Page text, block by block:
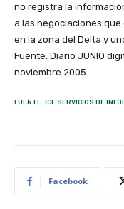
no registra la
a las negociaciones
en la zona del Delta y
Fuente: Diario JUNIO
noviembre 2005
FUENTE: ICI. SERVICIOS DE
Facebook